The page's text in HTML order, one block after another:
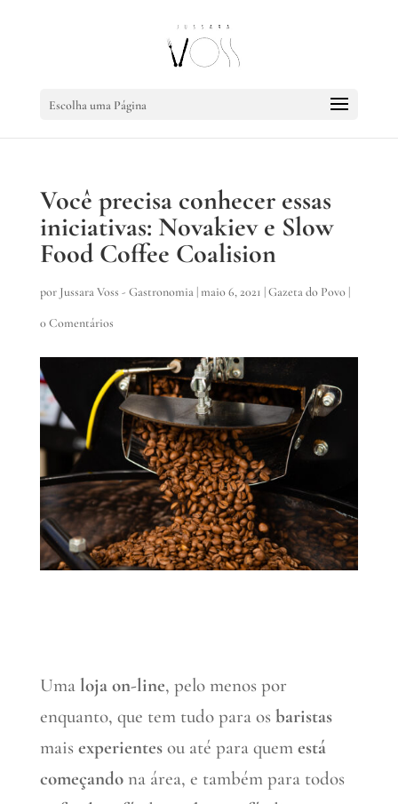
Escolha uma Página
Você precisa conhecer essas
iniciativas: Novakiev e Slow
Food Coffee Coalision
por Jussara Voss - Gastronomia|maio 6, 2021 |Gazeta do Povo|
0 Comentários
Uma loja on-line, pelo menos por
enquanto, que tem tudo para os baristas
mais experientesou até para quem está
começandona área, e também para todos